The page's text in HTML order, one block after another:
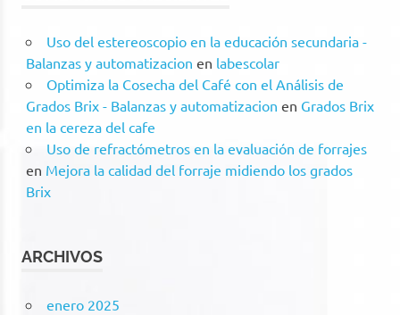
Uso del estereoscopio en la educación secundaria -
Balanzas y automatizacion en labescolar
Optimiza la Cosecha del Café con el Análisis de
Grados Brix - Balanzas y automatizacion en Grados Brix
en la cereza del cafe
Uso de refractómetros en la evaluación de forrajes
en Mejora la calidad del forraje midiendo los grados
Brix
ARCHIVOS
enero 2025